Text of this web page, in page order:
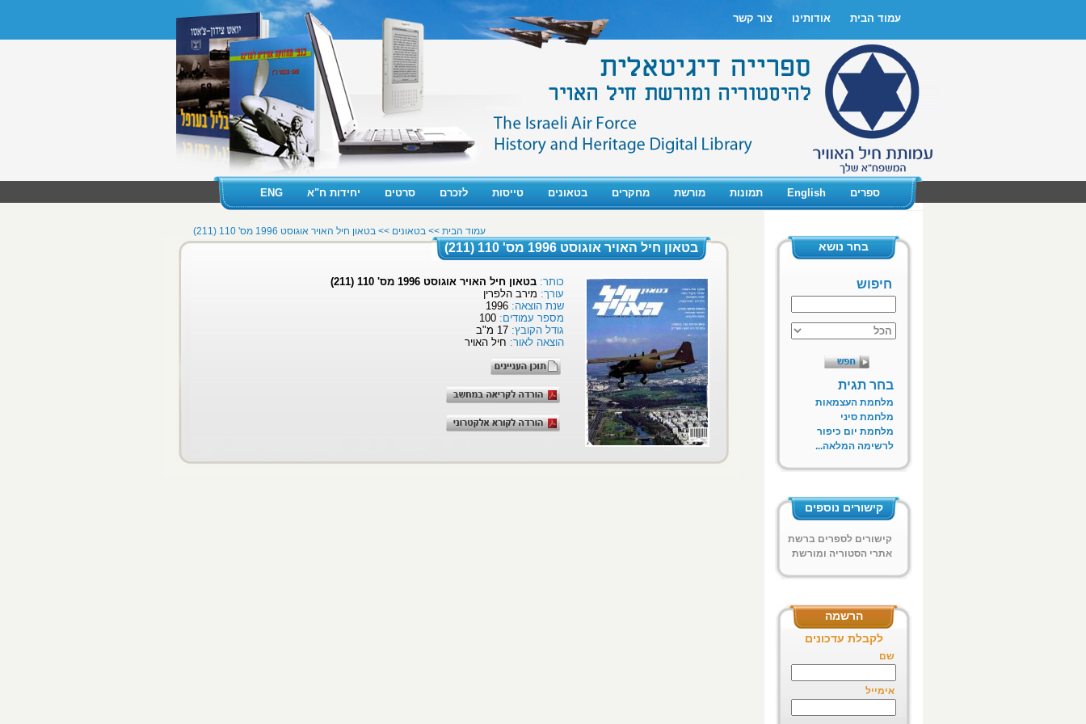
עמוד הבית אודותינו צור קשר
ספרים English תמונות מורשת מחקרים בטאונים טייסות לזכרם סרטים יחידות ח"א ENG
בחר נושא
חיפוש
בחר תגית
מלחמת העצמאות
מלחמת סיני
מלחמת יום כיפור
לרשימה המלאה...
קישורים נוספים
קישורים לספרים ברשת
אתרי הסטוריה ומורשת
הרשמה
לקבלת עדכונים
שם
אימייל
עמוד הבית >> בטאונים >> בטאון חיל האויר אוגוסט 1996 מס' 110 (211)
בטאון חיל האויר אוגוסט 1996 מס' 110 (211)
כותר: בטאון חיל האויר אוגוסט 1996 מס' 110 (211)
עורך: מירב הלפרין
שנת הוצאה:
מספר עמודים:
גודל הקובץ:
הוצאה לאור: חיל האויר